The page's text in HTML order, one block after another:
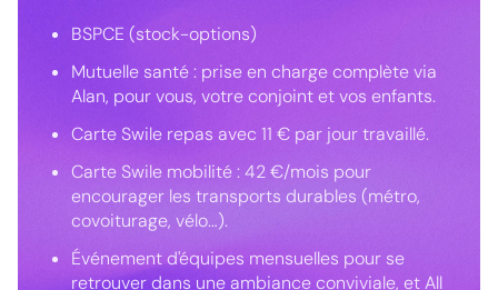
BSPCE (stock-options)
Mutuelle santé : prise en charge complète via
Alan, pour vous, votre conjoint et vos enfants.
Carte Swile repas avec 11 € par jour travaillé.
Carte Swile mobilité : 42 €/mois pour
encourager les transports durables (métro,
covoiturage, vélo…).
Événement d'équipes mensuelles pour se
retrouver dans une ambiance conviviale, et All